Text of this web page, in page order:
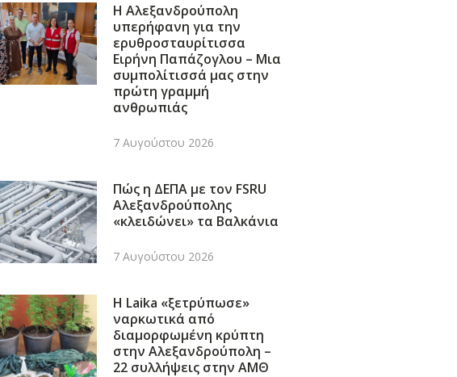
Η Αλεξανδρούπολη
υπερήφανη για την
ερυθροσταυρίτισσα
Ειρήνη Παπάζογλου – Μια
συμπολίτισσά μας στην
πρώτη γραμμή
ανθρωπιάς
7 Αυγούστου 2026
Πώς η ΔΕΠΑ με τον FSRU
Αλεξανδρούπολης
«κλειδώνει» τα Βαλκάνια
7 Αυγούστου 2026
Η Laika «ξετρύπωσε»
ναρκωτικά από
διαμορφωμένη κρύπτη
στην Αλεξανδρούπολη –
22 συλλήψεις στην ΑΜΘ